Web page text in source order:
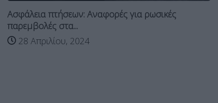
Ασφάλεια πτήσεων: Aναφορές για ρωσικές
παρεμβολές στα...
28 Απριλίου, 2024